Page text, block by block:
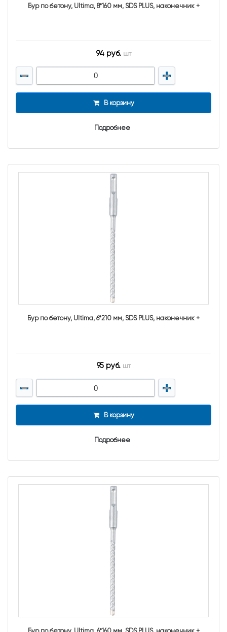
Бур по бетону, Ultima, 8*160 мм, SDS PLUS, наконечник +
94 руб. шт
В корзину
Подробнее
Бур по бетону, Ultima, 6*210 мм, SDS PLUS, наконечник +
95 руб. шт
В корзину
Подробнее